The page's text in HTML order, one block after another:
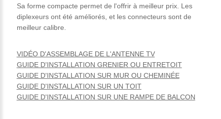
Sa forme compacte permet de l'offrir à meilleur prix. Les
diplexeurs ont été améliorés, et les connecteurs sont de
meilleur calibre.
VIDÉO D'ASSEMBLAGE DE L'ANTENNE TV
GUIDE D'INSTALLATION GRENIER OU ENTRETOIT
GUIDE D'INSTALLATION SUR MUR OU CHEMINÉE
GUIDE D'INSTALLATION SUR UN TOIT
GUIDE D'INSTALLATION SUR UNE RAMPE DE BALCON